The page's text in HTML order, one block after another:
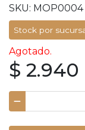
SKU: MOP0004
Stock por
Agotado.
$ 2.940